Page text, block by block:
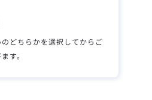
どちらかを選択してからご
す。